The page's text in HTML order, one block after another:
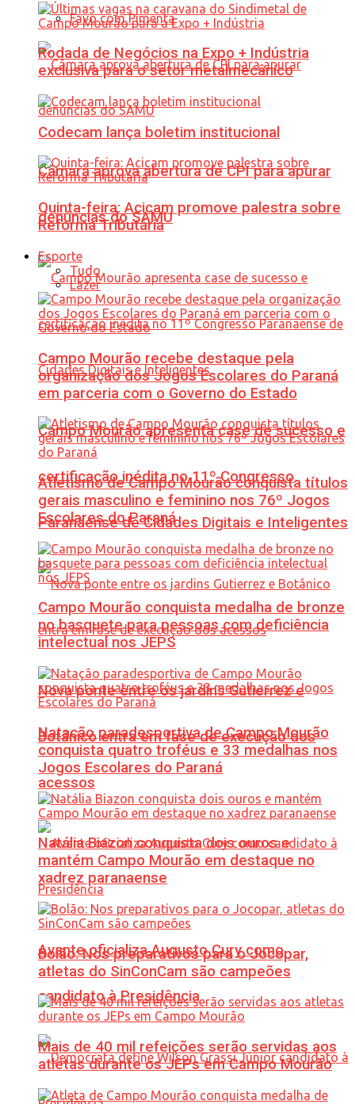
Favo com Pimenta
Câmara aprova abertura de CPI para apurar
denúncias do SAMU
Campo Mourão apresenta case de sucesso e
certificação inédita no 11º Congresso
Paranaense de Cidades Digitais e Inteligentes
Nova ponte entre os jardins Gutierrez e
Botânico entra em fase de execução dos
acessos
Avante oficializa Augusto Cury como
candidato à Presidência
Rodada de Negócios na Expo + Indústria
exclusiva para o setor metalmecânico
Codecam lança boletim institucional
Quinta-feira: Acicam promove palestra sobre
Reforma Tributária
Esporte
Tudo
Lazer
Campo Mourão recebe destaque pela
organização dos Jogos Escolares do Paraná
em parceria com o Governo do Estado
Atletismo de Campo Mourão conquista títulos
gerais masculino e feminino nos 76º Jogos
Escolares do Paraná
Campo Mourão conquista medalha de bronze
no basquete para pessoas com deficiência
intelectual nos JEPS
Natação paradesportiva de Campo Mourão
conquista quatro troféus e 33 medalhas nos
Jogos Escolares do Paraná
Natália Biazon conquista dois ouros e
mantém Campo Mourão em destaque no
xadrez paranaense
Bolão: Nos preparativos para o Jocopar,
atletas do SinConCam são campeões
Mais de 40 mil refeições serão servidas aos
atletas durante os JEPs em Campo Mourão